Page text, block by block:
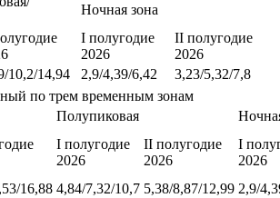
Ночная зона
I полугодие
2026
II полугодие
2026
10,2/14,94 2,9/4,39/6,42
3,23/5,32/7,8
по трем временным зонам
Полупиковая
I полугодие
2026
II полугодие
2026
I
2026
16,88 4,84/7,32/10,7 5,38/8,87/12,99 2,9/